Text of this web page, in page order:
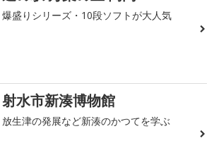
爆盛りシリーズ・10段ソフトが大人気
射水市新湊博物館
放生津の発展など新湊のかつてを学ぶ